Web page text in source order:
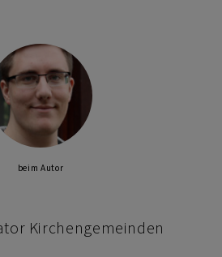
beim Autor
Kirchengemeinden